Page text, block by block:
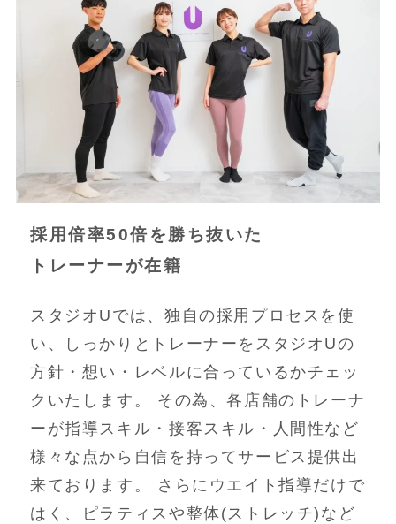
採用倍率50倍を勝ち抜いた
トレーナーが在籍
スタジオUでは、独自の採用プロセスを使
い、しっかりとトレーナーをスタジオUの
方針・想い・レベルに合っているかチェッ
クいたします。 その為、各店舗のトレーナ
ーが指導スキル・接客スキル・人間性など
様々な点から自信を持ってサービス提供出
来ております。 さらにウエイト指導だけで
はく、ピラティスや整体(ストレッチ)など